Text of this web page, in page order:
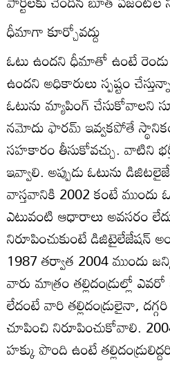
ధీమాగా కూర్చోవద్దు
ఓటు ఉందని ధీమాతో ఉంటే
ఉందని అధికారులు స్పష్టం
ఓటును మ్యాపింగ్‌ చేసుకోవాలని
నమోదు ఫారమ్‌ ఇవ్వకపోతే
సహకారం తీసుకోవచ్చు. వాటిని
ఇవ్వాలి. అప్పుడు ఓటును
వాస్తవానికి 2002 కంటే ముందు
ఎటువంటి ఆధారాలు అవసరం
నిరూపించుకుంటే డిజిటైలేజేషన్‌
1987 తర్వాత 2004 ముందు
వారు మాత్రం తల్లిదండ్రుల్లో
లేదంటే వారి తల్లిదండ్రులైనా,
చూపించి నిరూపించుకోవాలి.
హక్కు పొంది ఉంటే